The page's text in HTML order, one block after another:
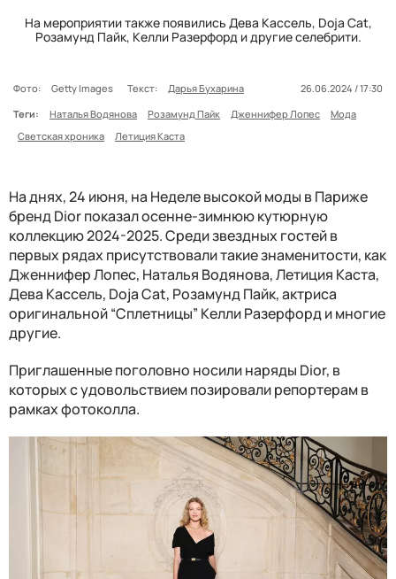
На мероприятии также появились Дева Кассель, Doja Cat,
Розамунд Пайк, Келли Разерфорд и другие селебрити.
Фото: Getty Images Текст: Дарья Бухарина
26.06.2024 / 17:30
Теги:
Наталья Водянова Розамунд Пайк Дженнифер Лопес
Мода
Светская хроника
Летиция Каста
На днях, 24 июня, на Неделе высокой моды в Париже
бренд Dior показал осенне-зимнюю кутюрную
коллекцию 2024-2025. Среди звездных гостей в
первых рядах присутствовали такие знаменитости, как
Дженнифер Лопес, Наталья Водянова, Летиция Каста,
Дева Кассель, Doja Cat, Розамунд Пайк, актриса
оригинальной “Сплетницы” Келли Разерфорд и многие
другие.
Приглашенные поголовно носили наряды Dior, в
которых с удовольствием позировали репортерам в
рамках фотоколла.